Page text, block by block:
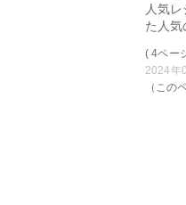
人気
た人気
( 4ペー
2024年
（この